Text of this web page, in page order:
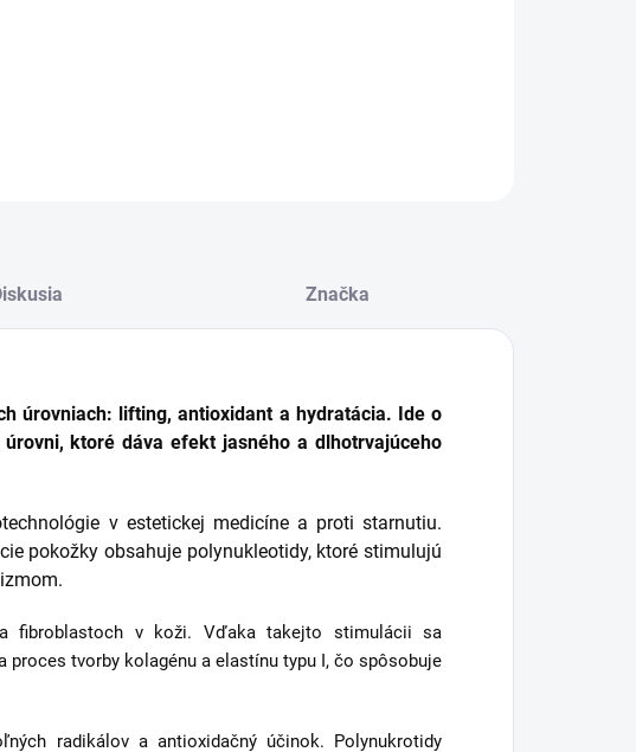
Značka
úrovniach: lifting, antioxidant a hydratácia. Ide o
ktoré dáva efekt jasného a dlhotrvajúceho
v estetickej medicíne a proti starnutiu.
pokožky obsahuje polynukleotidy, ktoré stimulujú
fibroblastoch v koži. Vďaka takejto stimulácii sa
tvorby kolagénu a elastínu typu I, čo spôsobuje
radikálov a antioxidačný účinok. Polynukrotidy